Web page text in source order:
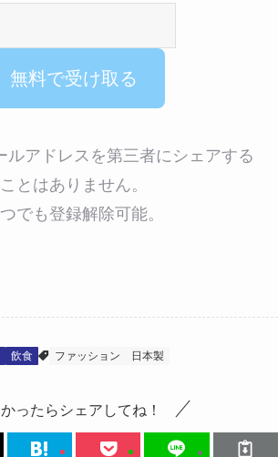
アドレスを第三者にシェアする
ことはありません。
でも登録解除可能。
飲食 ファッション 日本製
かったらシェアしてね！